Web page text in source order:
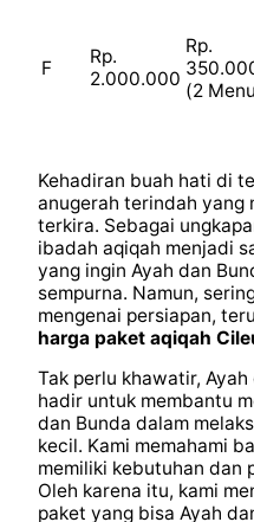
F
Rp.
2.000.000
Rp.
(2
Kehadiran buah hati di
anugerah terindah yang
terkira. Sebagai
ibadah aqiqah menjadi
yang ingin Ayah dan
sempurna. Namun,
mengenai persiapan,
harga paket aqiqah
Tak perlu khawatir,
hadir untuk membantu
dan Bunda dalam
kecil. Kami memahami
memiliki kebutuhan dan
Oleh karena itu, kami
paket yang bisa Ayah